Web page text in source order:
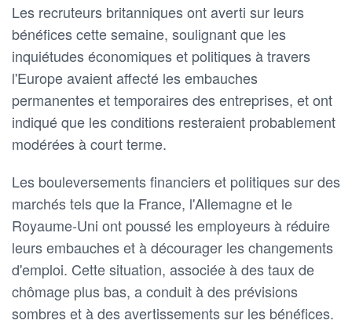
Les recruteurs britanniques ont averti sur leurs
bénéfices cette semaine, soulignant que les
inquiétudes économiques et politiques à travers
l'Europe avaient affecté les embauches
permanentes et temporaires des entreprises, et ont
indiqué que les conditions resteraient probablement
modérées à court terme.
Les bouleversements financiers et politiques sur des
marchés tels que la France, l'Allemagne et le
Royaume-Uni ont poussé les employeurs à réduire
leurs embauches et à décourager les changements
d'emploi. Cette situation, associée à des taux de
chômage plus bas, a conduit à des prévisions
sombres et à des avertissements sur les bénéfices.